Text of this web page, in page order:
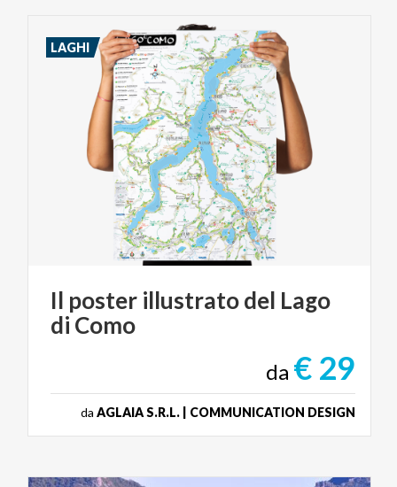
Il poster illustratodel Lago
di Como
da € 29
da AGLAIA S.R.L. | COMMUNICATION DESIGN
LAGHI